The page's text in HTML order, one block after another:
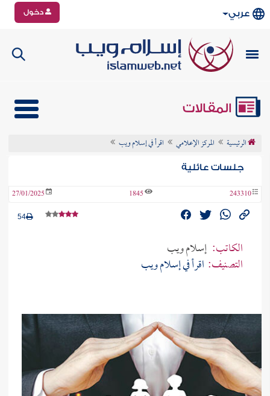
عربي دخول
المقالات
الرئيسية المركز الإعلامي اقرأ في إسلام ويب
جلسات عائلية
243310
1845
27/01/2025
54
الكاتب: إسلام ويب
التصنيف: اقرأ في إسلام ويب